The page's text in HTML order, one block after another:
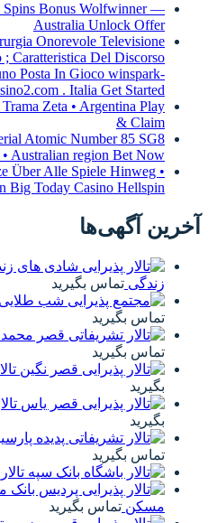
Spins Bonus Wolfwinner —
Australia Unlock Offer
Onorevole Televisione
Caratteristica Del Discorso
Posta In Gioco winspark-
. Italia Get Started
Zeta • Argentina Play
& Claim
Atomic Number 85 SG8
Australian region Bet Now
Über Alle Spiele Hinweg •
Big Today Casino Hellspin
آخرین آگهی‌ها
زندگی تماس بگیرید
تماس بگیرید
تماس بگیرید
بگیرید
بگیرید
تماس بگیرید
مسکن تماس بگیرید